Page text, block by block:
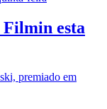
Filmin esta
premiado em